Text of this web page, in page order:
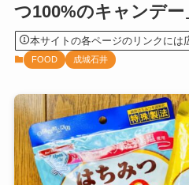
つ100%のキャンデ
本サイトの各ページのリンクには
FOOD 成城石井